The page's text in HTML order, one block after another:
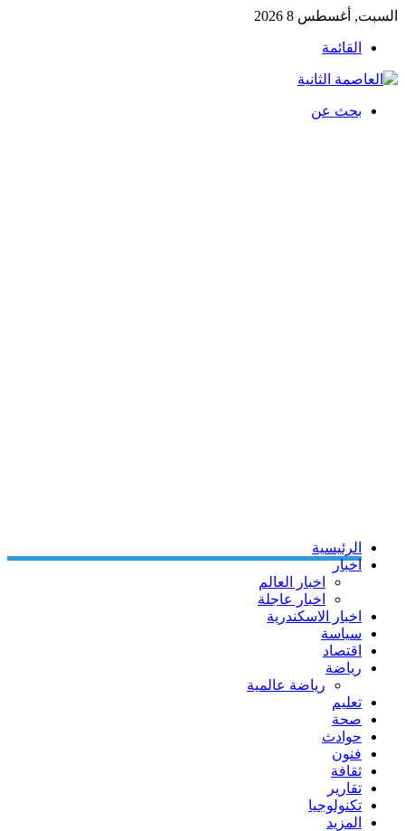
السبت, أغسطس 8 2026
القائمة
بحث عن
الرئيسية
اخبار
اخبار العالم
اخبار عاجلة
اخبار الاسكندرية
سياسة
اقتصاد
رياضة
رياضة عالمية
تعليم
صحة
حوادث
فنون
ثقافة
تقارير
تكنولوجيا
المزيد